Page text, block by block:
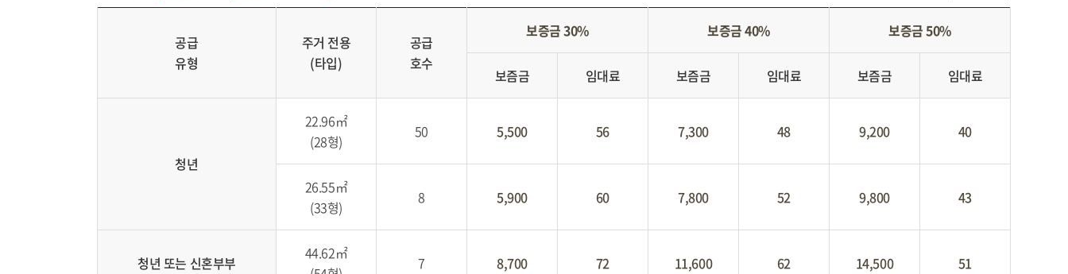
공급
유형
주거 전용
(타입)
공급
호수
보증금 30% 보증금 40% 보증금 50%
보즘금 임대료 보즘금 임대료 보즘금 임대료
청년
22.96㎡
(28형)
50 5,500 56 7,300 48 9,200 40
26.55㎡
(33형)
8 5,900 60 7,800 52 9,800 43
청년 또는 신혼부부
44.62㎡
7 8,700 72 11,600 62 14,500 51